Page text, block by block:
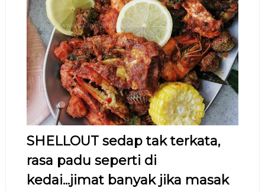
SHELLOUT sedap tak terkata,
rasa padu seperti di
kedai...jimat banyak jika masak